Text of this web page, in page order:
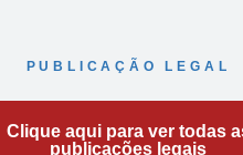
PUBLICAÇÃO LEGAL
Clique aqui para ver todas
publicações legais